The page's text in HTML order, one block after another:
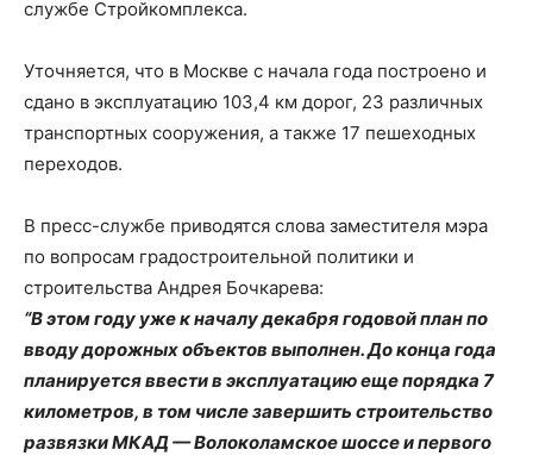
службе Стройкомплекса.
Уточняется, что в Москве с начала года построено и
сдано в эксплуатацию 103,4 км дорог, 23 различных
транспортных сооружения, а также 17 пешеходных
переходов.
В пресс-службе приводятся слова заместителя мэра
по вопросам градостроительной политики и
строительства Андрея Бочкарева:
“В этом году уже к началу декабря годовой план по
вводу дорожных объектов выполнен. До конца года
планируется ввести в эксплуатацию еще порядка 7
километров, в том числе завершить строительство
развязки МКАД — Волоколамское шоссе и первого